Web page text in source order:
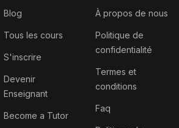
Blog
Tous les cours
S'inscrire
Devenir
Enseignant
Become a Tutor
À propos de nous
Politique de
confidentialité
Termes et
conditions
Faq